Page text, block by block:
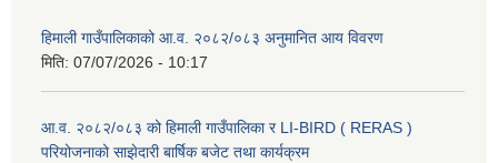
हिमाली गाउँपालिकाको आ.व. २०८२/०८३ अनुमानित आय विवरण
मिति: 07/07/2026 - 10:17
आ.व. २०८२/०८३ को हिमाली गाउँपालिका र LI-BIRD ( RERAS )
परियोजनाको साझेदारी बार्षिक बजेट तथा कार्यक्रम